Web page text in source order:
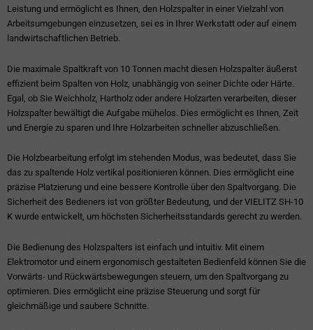
Leistung und ermöglicht es Ihnen, den Holzspalter in einer Vielzahl von
Arbeitsumgebungen einzusetzen, sei es in Ihrer Werkstatt oder auf einem
landwirtschaftlichen Betrieb.
Die maximale Spaltkraft von 10 Tonnen macht diesen Holzspalter äußerst
effizient beim Spalten von Holz, unabhängig von seiner Dichte oder Härte.
Egal, ob Sie Weichholz, Hartholz oder andere Holzarten verarbeiten, dieser
Holzspalter bewältigt die Aufgabe mühelos. Dies ermöglicht es Ihnen, Zeit
und Energie zu sparen und Ihre Holzarbeiten schneller abzuschließen.
Die Holzbearbeitung erfolgt im stehenden Modus, was bedeutet, dass Sie
das zu spaltende Holz vertikal positionieren können. Dies ermöglicht eine
präzise Platzierung und eine bessere Kontrolle über den Spaltvorgang. Die
Sicherheit des Bedieners ist von größter Bedeutung, und der VIELITZ SH-10
K wurde entwickelt, um höchsten Sicherheitsstandards gerecht zu werden.
Die Bedienung des Holzspalters ist einfach und intuitiv. Mit einem
Elektromotor und einem ergonomisch gestalteten Bedienfeld können Sie die
Vorwärts- und Rückwärtsbewegungen steuern, um den Spaltvorgang zu
optimieren. Dies ermöglicht eine präzise Steuerung und sorgt für
gleichmäßige und saubere Schnitte.